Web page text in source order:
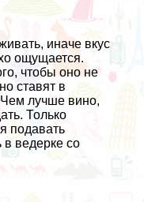
иначе вкус
ощущается.
чтобы оно не
ставят в
Чем лучше вино,
Только
подавать
ведерке со